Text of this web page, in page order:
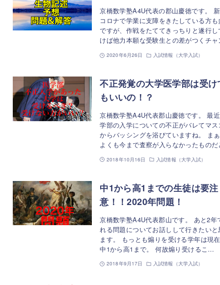
京橋数学塾A4U代表の郡山慶徳です。
コロナで学業に支障をきたしている方
ですが、作戦をたててきっちりと遂行し
けば他力本願な受験生との差がつくチ
2020年6月26日 入試情報（大学入試）
不正発覚の大学医学部は受け
もいいの！？
京橋数学塾A4U代表郡山慶徳です。 最
学部の入学についての不正がバレてマス
からバッシングを浴びていますね。 ま
よくも今まで査察が入らなかったもの
2018年10月16日 入試情報（大学入試）
中1から高1までの生徒は要注
意！！2020年問題！
京橋数学塾A4U代表郡山です。 あと2年
れる問題についてお話しして行きたいと
ます。 もっとも煽りを受ける学年は現
中1から高1まで。 何故煽り受けるこ…
2018年9月17日 入試情報（大学入試）